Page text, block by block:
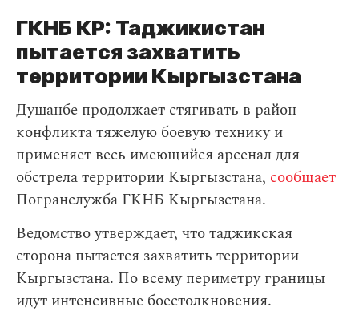
ГКНБ КР: Таджикистан
пытается захватить
территории Кыргызстана
Душанбе продолжает стягивать в район
конфликта тяжелую боевую технику и
применяет весь имеющийся арсенал для
обстрела территории Кыргызстана, сообщает
Погранслужба ГКНБ Кыргызстана.
Ведомство утверждает, что таджикская
сторона пытается захватить территории
Кыргызстана. По всему периметру границы
идут интенсивные боестолкновения.